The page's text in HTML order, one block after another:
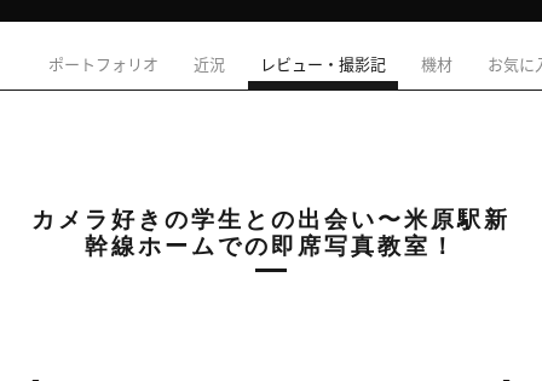
ポートフォリオ 近況 レビュー・撮影記 機材 お気に
カメラ好きの学生との出会い〜米原駅新
幹線ホームでの即席写真教室！